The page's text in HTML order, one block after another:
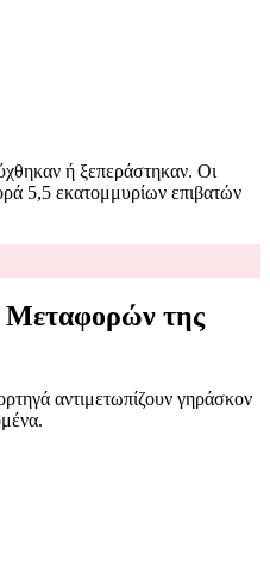
ή ξεπεράστηκαν. Οι
5,5 εκατομμυρίων επιβατών
Μεταφορών της
αντιμετωπίζουν γηράσκον